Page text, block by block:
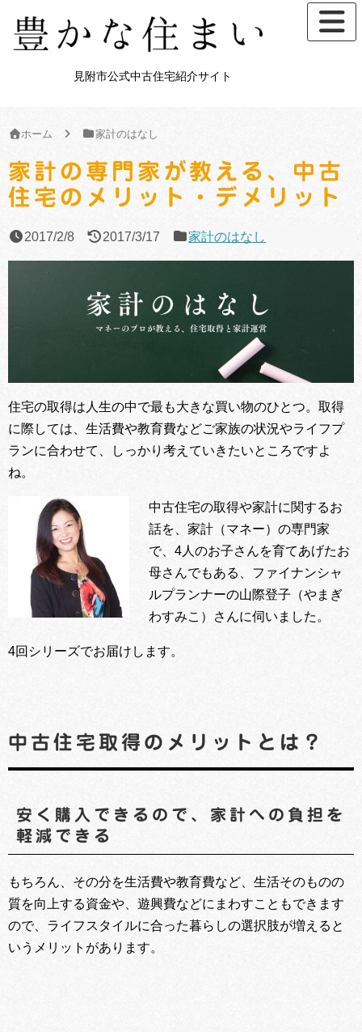
見附市公式中古住宅紹介サイト
ホーム 家計のはなし
家計の専門家が教える、中古
住宅のメリット・デメリット
2017/2/8 2017/3/17 家計のはなし
住宅の取得は人生の中で最も大きな買い物のひとつ。取得
に際しては、生活費や教育費などご家族の状況やライフプ
ランに合わせて、しっかり考えていきたいところですよ
ね。
中古住宅の取得や家計に関するお
話を、家計（マネー）の専門家
で、4人のお子さんを育てあげたお
母さんでもある、ファイナンシャ
ルプランナーの山際登子（やまぎ
わすみこ）さんに伺いました。
4回シリーズでお届けします。
中古住宅取得のメリットとは？
安く購入できるので、家計への負担を
軽減できる
もちろん、その分を生活費や教育費など、生活そのものの
質を向上する資金や、遊興費などにまわすこともできます
ので、ライフスタイルに合った暮らしの選択肢が増えると
いうメリットがあります。